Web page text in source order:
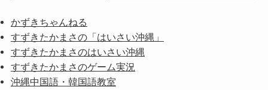
かずきちゃんねる
すずきたかまさの「はいさい沖縄」
すずきたかまさのはいさい沖縄
すずきたかまさのゲーム実況
沖縄中国語・韓国語教室